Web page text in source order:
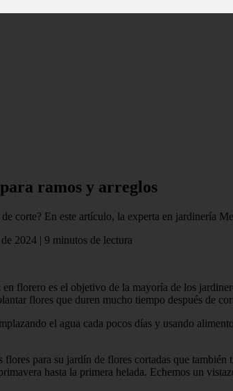
ramos y arreglos
corte? En este artículo, la experta en jardinería
2024 | 9 minutos de lectura
florero es el objetivo de la mayoría de los
flores que duren mucho tiempo después de
el agua cada pocos días y usando
para su jardín de flores cortadas que
hasta la primera helada. Echemos un